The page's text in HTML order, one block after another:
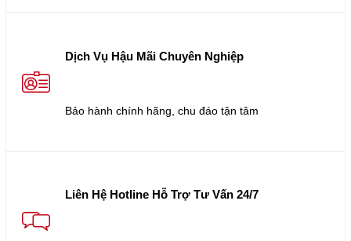
Dịch Vụ Hậu Mãi Chuyên Nghiệp
Bảo hành chính hãng, chu đáo tận tâm
Liên Hệ Hotline Hỗ Trợ Tư Vấn 24/7